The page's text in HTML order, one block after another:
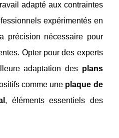
adapté aux contraintes
expérimentés en
précision nécessaire pour
Opter pour des experts
adaptation des plans
comme une plaque de
, éléments essentiels des